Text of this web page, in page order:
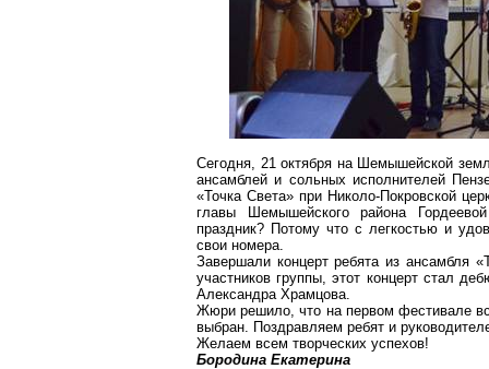
Сегодня, 21 октября на Шемышейской
ансамблей и сольных исполнителей
«Точка Света» при Николо-Покровской
главы
Шемышейскогорайона
праздник? Потому что с легкостью и
свои номера.
Завершали концерт ребята из ансамбля
участников группы, этот концерт стал
Александра Храмцова.
Жюри решило, что на первом фестивале
выбран. Поздравляем ребят и
Желаем всем творческих успехов!
Бородина Екатерина